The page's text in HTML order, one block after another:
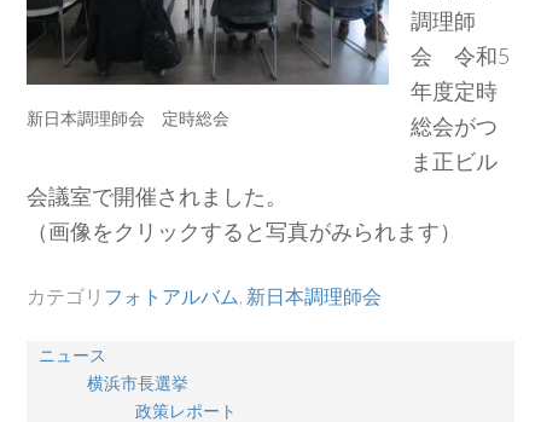
新日本調理師会 定時総会
調理師
会 令和5
年度定時
総会がつ
ま正ビル
会議室で開催されました。
（画像をクリックすると写真がみられます）
カテゴリ フォトアルバム 新日本調理師会
ニュース
横浜市長選挙
政策レポート